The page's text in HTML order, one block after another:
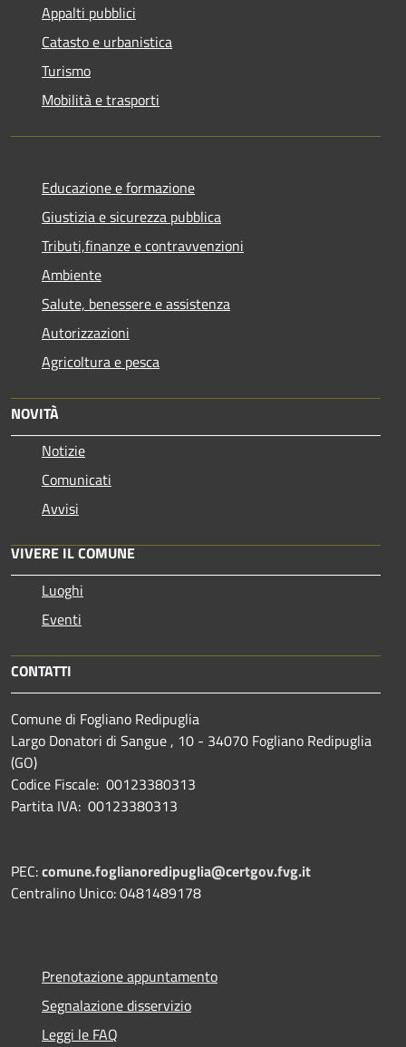
Appalti pubblici
Catasto e urbanistica
Turismo
Mobilità e trasporti
Educazione e formazione
Giustizia e sicurezza pubblica
Tributi,finanze e contravvenzioni
Ambiente
Salute, benessere e assistenza
Autorizzazioni
Agricoltura e pesca
NOVITÀ
Notizie
Comunicati
Avvisi
VIVERE IL COMUNE
Luoghi
Eventi
CONTATTI
Comune di Fogliano Redipuglia
Largo Donatori di Sangue , 10 - 34070 Fogliano Redipuglia
(GO)
Codice Fiscale: 00123380313
Partita IVA: 00123380313
PEC:comune.foglianoredipuglia@certgov.fvg.it
Centralino Unico: 0481489178
Prenotazione appuntamento
Segnalazione disservizio
Leggi le FAQ